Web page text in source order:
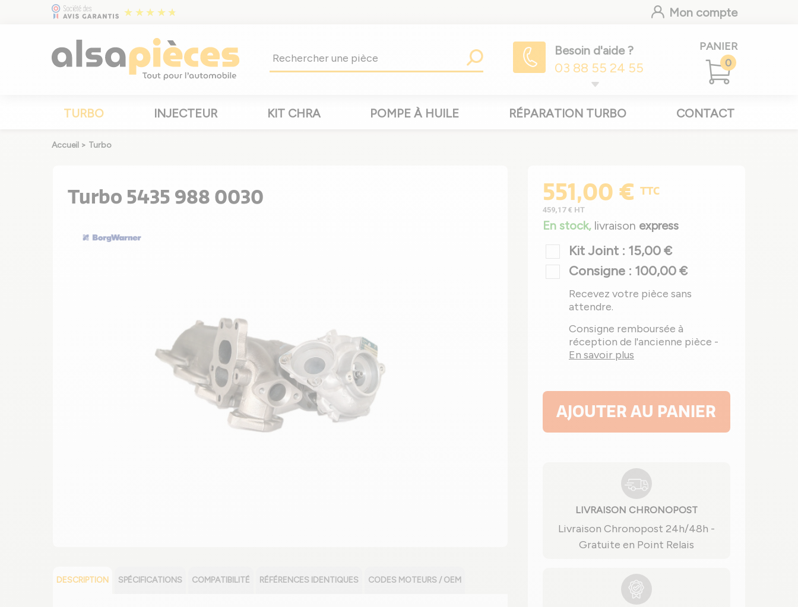
Mon compte
Besoin d'aide ?
03 88 55 24 55
PANIER
0
TURBO INJECTEUR KIT CHRA POMPE À HUILE RÉPARATION TURBO CONTACT
Accueil > Turbo
Turbo 5435 988 0030
DESCRIPTION SPÉCIFICATIONS COMPATIBILITÉ RÉFÉRENCES IDENTIQUES CODES MOTEURS / OEM
551,00 € TTC
459,17 € HT
En stock, livraison express
Kit Joint : 15,00 €
Consigne : 100,00 €
Recevez votre pièce sans
attendre.
Consigne remboursée à
réception de l'ancienne pièce -
En savoir plus
AJOUTER AU PANIER
LIVRAISON CHRONOPOST
Livraison Chronopost 24h/48h -
Gratuite en Point Relais